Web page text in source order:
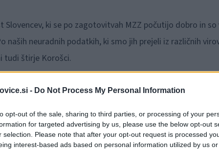
- Do Not Process My Personal Information
opt-out of the sale, sharing to third parties, or processing of your
for targeted advertising by us, please use the below opt-out
selection. Please note that after your opt-out request is processed
interest-based ads based on personal information utilized by us
ki se po zagotovitvah MZZ počutijo dobro in so
naših neuradnih podatkih, ki smo jih prejeli iz različnih
tudi štirje Korošci.
s slovenskimi državljani, ki so na ladji. Njihovo stanje je
ki so jim posredovana. Slovensko veleposlaništvo
nudilo pomoč državljanom (zagotovitev zdravil
gre za Korošce pa še čakamo.